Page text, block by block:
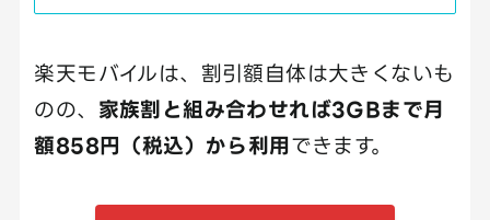
楽天モバイルは、割引額自体は大きくないも
のの、 家族割と組み合わせれば3GBまで月
額858円（税込）から利用 できます。